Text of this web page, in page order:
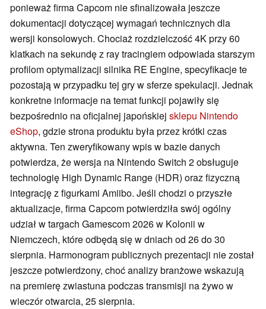
ponieważ firma Capcom nie sfinalizowała jeszcze
dokumentacji dotyczącej wymagań technicznych dla
wersji konsolowych. Chociaż rozdzielczość 4K przy 60
klatkach na sekundę z ray tracingiem odpowiada starszym
profilom optymalizacji silnika RE Engine, specyfikacje te
pozostają w przypadku tej gry w sferze spekulacji. Jednak
konkretne informacje na temat funkcji pojawiły się
bezpośrednio na oficjalnej japońskiej sklepu Nintendo
eShop, gdzie strona produktu była przez krótki czas
aktywna. Ten zweryfikowany wpis w bazie danych
potwierdza, że wersja na Nintendo Switch 2 obsługuje
technologię High Dynamic Range (HDR) oraz fizyczną
integrację z figurkami Amiibo. Jeśli chodzi o przyszłe
aktualizacje, firma Capcom potwierdziła swój ogólny
udział w targach Gamescom 2026 w Kolonii w
Niemczech, które odbędą się w dniach od 26 do 30
sierpnia. Harmonogram publicznych prezentacji nie został
jeszcze potwierdzony, choć analizy branżowe wskazują
na premierę zwiastuna podczas transmisji na żywo w
wieczór otwarcia, 25 sierpnia.